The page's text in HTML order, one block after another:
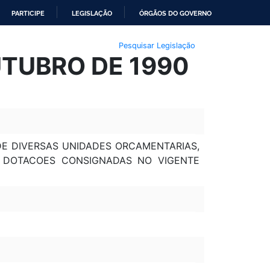
PARTICIPE LEGISLAÇÃO ÓRGÃOS DO GOVERNO
Pesquisar Legislação
DE 1990
DIVERSAS UNIDADES ORCAMENTARIAS,
CONSIGNADAS NO VIGENTE